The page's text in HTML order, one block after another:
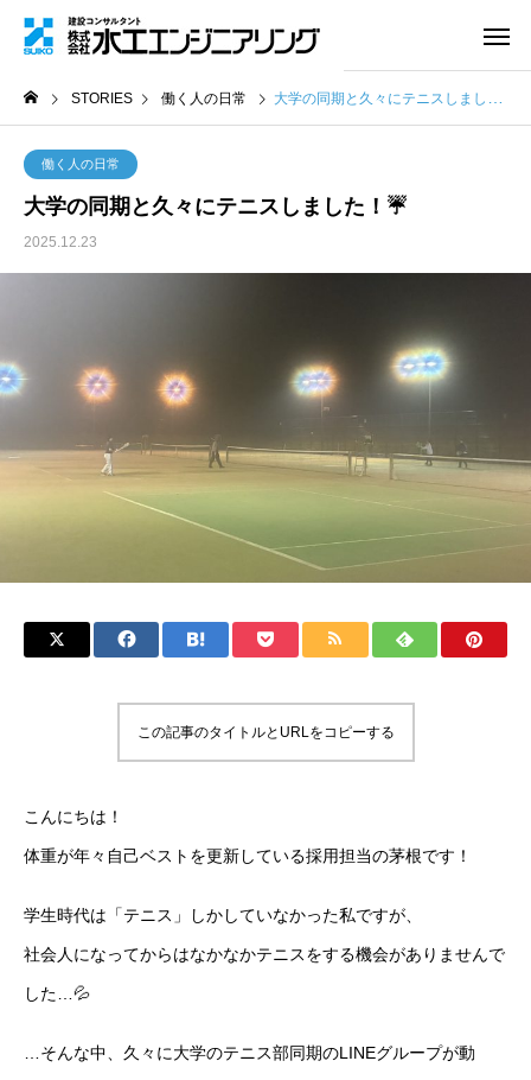
STORIES 働く人の日常 大学の同期と久々にテニスしました！☔
働く人の日常
大学の同期と久々にテニスしました！☔
2025.12.23
この記事のタイトルとURLをコピーする
こんにちは！
体重が年々自己ベストを更新している採用担当の茅根です！
学生時代は「テニス」しかしていなかった私ですが、
社会人になってからはなかなかテニスをする機会がありませんで
した…💦
…そんな中、久々に大学のテニス部同期のLINEグループが動